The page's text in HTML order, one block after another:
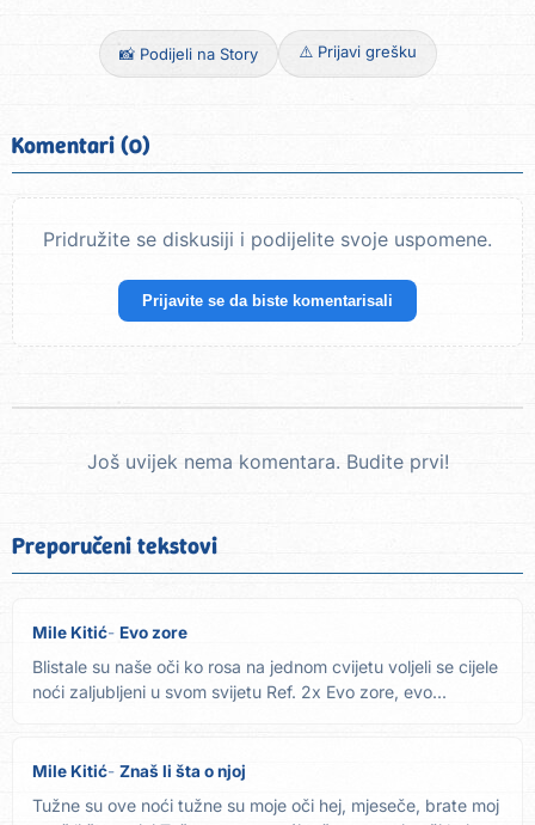
📸 Podijeli na Story ⚠️ Prijavi grešku
Komentari (0)
Pridružite se diskusiji i podijelite svoje uspomene.
Prijavite se da biste komentarisali
Još uvijek nema komentara. Budite prvi!
Preporučeni tekstovi
Mile Kitić Evo zore
Blistale su naše oči ko rosa na jednom cvijetu voljeli se cijele
noći zaljubljeni u svom svijetu Ref. 2x Evo zore, evo...
Mile Kitić Znaš li šta o njoj
Tužne su ove noći tužne su moje oči hej, mjeseče, brate moj